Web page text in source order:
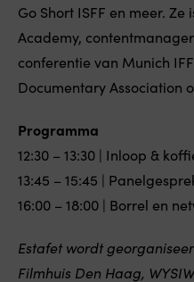
Go Short ISFF en meer.
Academy,
conferentie van Munich
Documentary Association
Programma
12:30 – 13:30 | Inloop &
13:45 – 15:45 |
16:00 – 18:00 | Borrel en
Estafet wordt
Filmhuis Den Haag,